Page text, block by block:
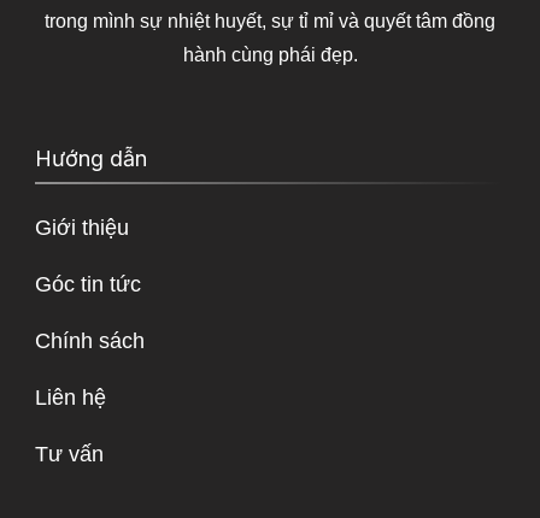
trong mình sự nhiệt huyết, sự tỉ mỉ và quyết tâm đồng
hành cùng phái đẹp.
Hướng dẫn
Giới thiệu
Góc tin tức
Chính sách
Liên hệ
Tư vấn